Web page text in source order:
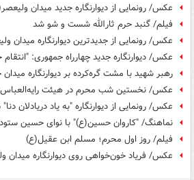
عکس/ رونمایی از دیوارنگاره جدید میدان
فیلم/ گنبد حرم ثارالله شست و شو شد
عکس/ رونمایی از جدیدترین دیوارنگاره میدان
عکس/ دیوارنگاره جدید چهارراه جمهوری:
رهبر شهید با مشت گره‌کرده بر دیوارنگاره
عکس/ نخستین شب محرم در هیئت
عکس/ رونمایی از دیوارنگاره "به یاد دریادلان
نماهنگ/ "کاروان حسین(ع)" با نوای حسین
فیلم/ روز اول محرم؛ مسلم ابن عقیل(ع)
عکس/ فریاد خون‌خواهی روی دیوارنگاره میدان